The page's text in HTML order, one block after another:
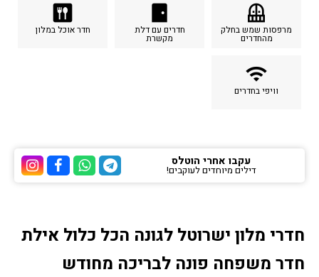
balcony
מרפסות שמש בחלק
מהחדרים
sensor_door
חדרים עם דלת
מקשרת
dining
חדר אוכל במלון
wifi
וויפי בחדרים
ערוץ ערוץ
ערוץ הוואטסאפ של
ערוץ הטלגרם של הוטלס
עקבו אחרי הוטלס
דילים מיוחדים לעוקבים!
חדרי מלון ישרוטל לגונה הכל כלול אילת
חדר משפחה פונה לבריכה מחודש